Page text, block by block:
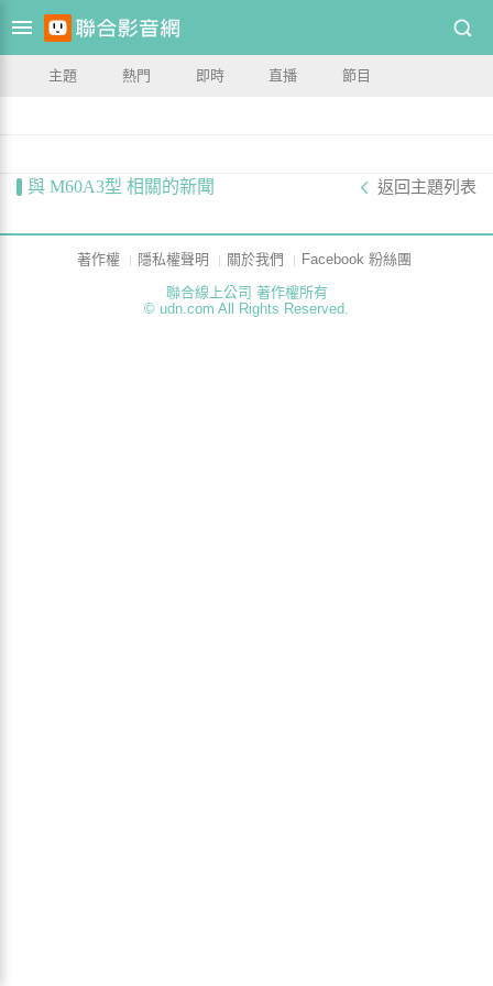
主題 熱門 即時 直播 節目
與 M60A3型 相關的新聞 返回主題列表
著作權 隱私權聲明 關於我們
Facebook 粉絲團
聯合線上公司 著作權所有
© udn.com All Rights Reserved.